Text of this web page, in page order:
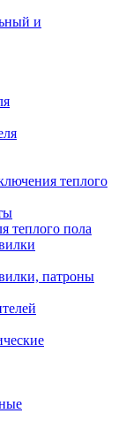
и
теплого
теплого пола
патроны